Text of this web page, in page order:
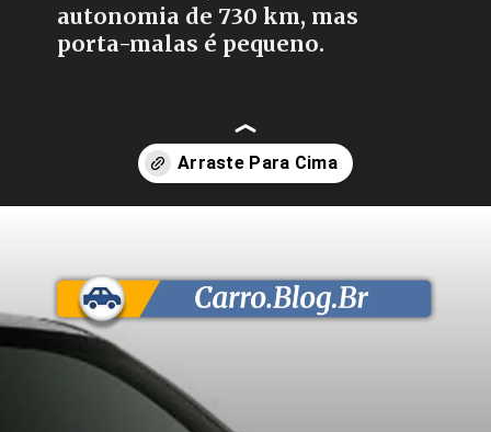
autonomia de 730 km, mas
porta-malas é pequeno.